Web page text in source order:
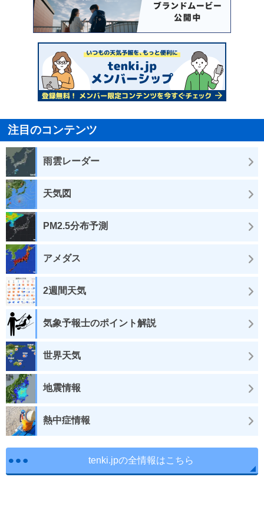
注目のコンテンツ
雨雲レーダー
天気図
PM2.5分布予測
アメダス
2週間天気
気象予報士のポイント解説
世界天気
地震情報
熱中症情報
tenki.jpの全情報はこちら